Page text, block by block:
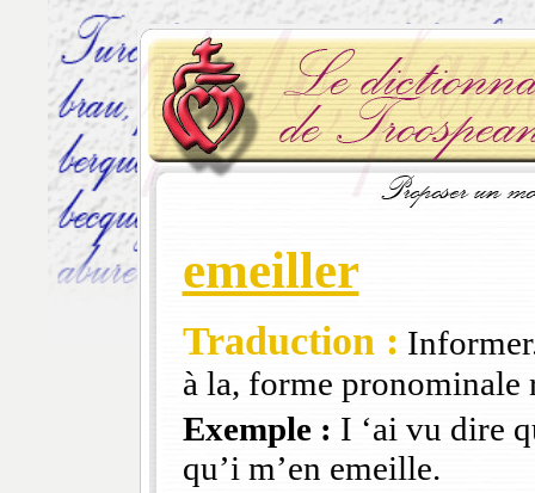
emeiller
Traduction :
à la, forme pronominale
Exemple : I ‘ai vu dire
qu’i m’en emeille.